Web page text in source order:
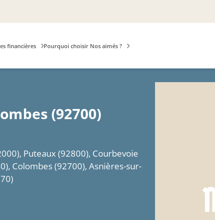
financières Pourquoi choisir Nos aimés ?
(92700)
Puteaux (92800), Courbevoie
Colombes (92700), Asnières-sur-